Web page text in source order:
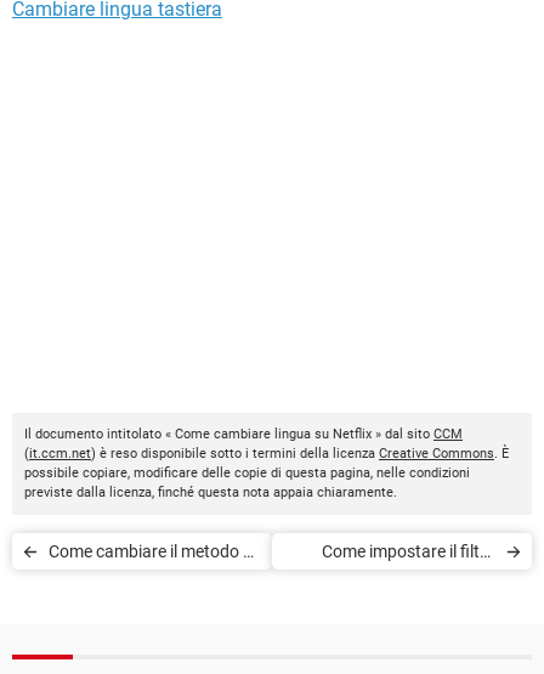
Cambiare lingua tastiera
Il documento intitolato « Come cambiare lingua su Netflix » dal sito CCM
(it.ccm.net) è reso disponibile sotto i termini della licenza Creative Commons. È
possibile copiare, modificare delle copie di questa pagina, nelle condizioni
previste dalla licenza, finché questa nota appaia chiaramente.
Come cambiare il metodo di
Come impostare il filtro